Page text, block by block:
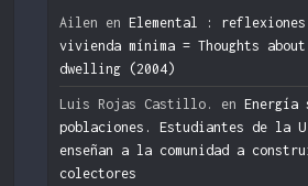
Ailen en Elemental :
vivienda mínima = Thoughts about
dwelling (2004)
Luis Rojas Castillo. en Energía
poblaciones. Estudiantes de la
enseñan a la comunidad a
colectores